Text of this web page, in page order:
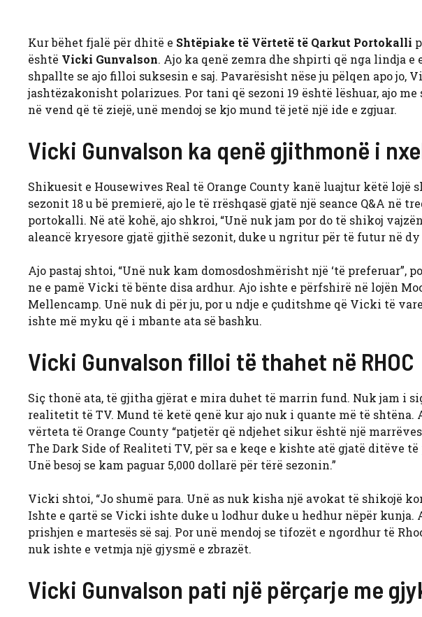
Kur bëhet fjalë për dhitë e Shtëpiake të Vërtetë të Qarkut Portokalli
është Vicki Gunvalson. Ajo ka qenë zemra dhe shpirti që nga lindja
shpallte se ajo filloi suksesin e saj. Pavarësisht nëse ju pëlqen apo jo,
jashtëzakonisht polarizues. Por tani që sezoni 19 është lëshuar, ajo
në vend që të ziejë, unë mendoj se kjo mund të jetë një ide e zgjuar.
Vicki Gunvalson ka qenë gjithmonë i
Shikuesit e Housewives Real të Orange County kanë luajtur këtë lojë
sezonit 18 u bë premierë, ajo le të rrëshqasë gjatë një seance Q&A në
portokalli. Në atë kohë, ajo shkroi, “Unë nuk jam por do të shikoj
aleancë kryesore gjatë gjithë sezonit, duke u ngritur për të futur në dy
Ajo pastaj shtoi, “Unë nuk kam domosdoshmërisht një ‘të preferuar”,
ne e pamë Vicki të bënte disa ardhur. Ajo ishte e përfshirë në lojën
Mellencamp. Unë nuk di për ju, por u ndje e çuditshme që Vicki të
ishte më myku që i mbante ata së bashku.
Vicki Gunvalson filloi të thahet në RHOC
Siç thonë ata, të gjitha gjërat e mira duhet të marrin fund. Nuk jam i
realitetit të TV. Mund të ketë qenë kur ajo nuk i quante më të shtëna.
vërteta të Orange County “patjetër që ndjehet sikur është një
The Dark Side of Realiteti TV, për sa e keqe e kishte atë gjatë ditëve
Unë besoj se kam paguar 5,000 dollarë për tërë sezonin.”
Vicki shtoi, “Jo shumë para. Unë as nuk kisha një avokat të shikojë
Ishte e qartë se Vicki ishte duke u lodhur duke u hedhur nëpër kunja.
prishjen e martesës së saj. Por unë mendoj se tifozët e ngordhur të
nuk ishte e vetmja një gjysmë e zbrazët.
Vicki Gunvalson pati një përçarje me